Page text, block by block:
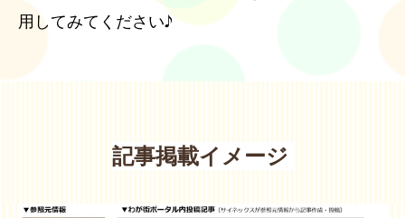
用してみてください♪
記事掲載イメージ